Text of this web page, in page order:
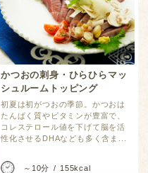
かつおの刺身・ひらひらマッ
シュルームトッピング
初夏は初がつおの季節。かつおは
たんぱく質やビタミンが豊富で、
コレステロール値を下げて脳を活
性化させるDHAなども多く含ま...
～10分 155kcal